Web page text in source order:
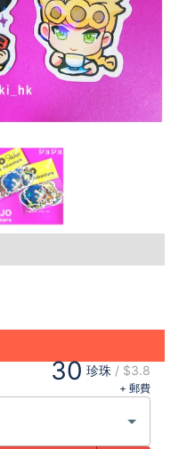
30 珍珠 / $3.8
+ 郵費